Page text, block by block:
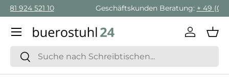
Direkt zum Inhalt
Geschäftskunden Beratung:+ 49 (0) 881 924 521 22
Suchen
Suchen
Menü